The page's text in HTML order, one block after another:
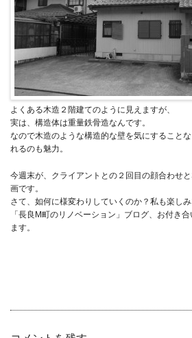
よくある木造２階建てのように見えますが、
実は、構造体は重量鉄骨造なんです。
なので木造のような構造的な壁を気にすること
れるのも魅力。
今週末が、クライアントとの２回目の顔合わせ
画です。
さて、如何に様変わりしていくのか？私も楽しみ
「長良M町のリノベーション」ブログ、お付き
ます。